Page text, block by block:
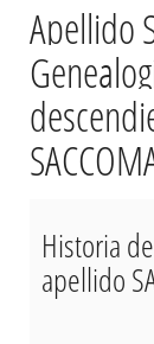
Apellido
Historia
apellido